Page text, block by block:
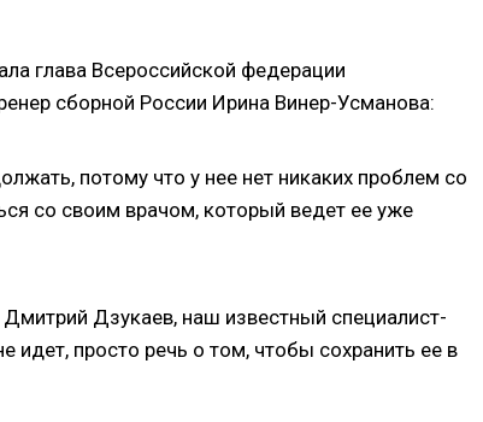
глава Всероссийской федерации
сборной России Ирина Винер-Усманова:
потому что у нее нет никаких проблем со
со своим врачом, который ведет ее уже
Дзукаев, наш известный специалист-
идет, просто речь о том, чтобы сохранить ее в